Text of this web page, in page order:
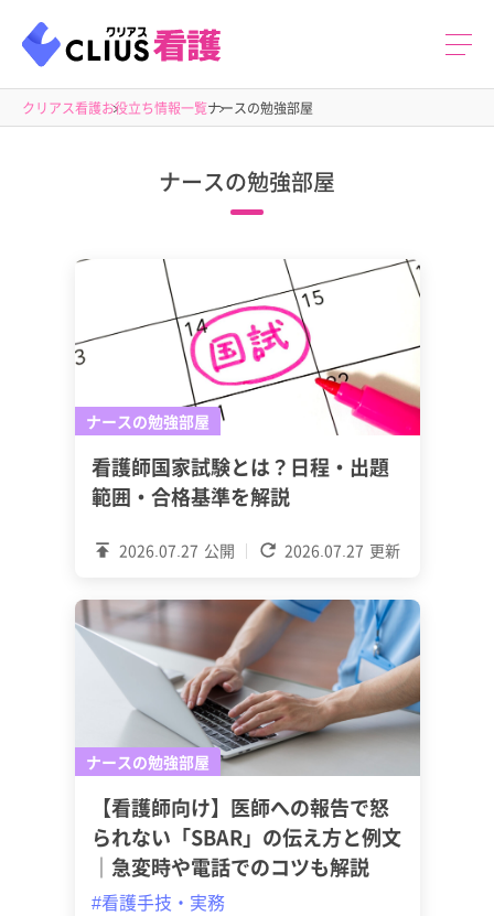
クリアス看護お役立ち情報一覧ナースの勉強部屋
ナースの勉強部屋
ナースの勉強部屋
2026.07.27 公開 2026.07.27 更新
看護師国家試験とは？日程・出題
範囲・合格基準を解説
ナースの勉強部屋
【看護師向け】医師への報告で怒
られない「SBAR」の伝え方と例文
｜急変時や電話でのコツも解説
#看護手技・実務